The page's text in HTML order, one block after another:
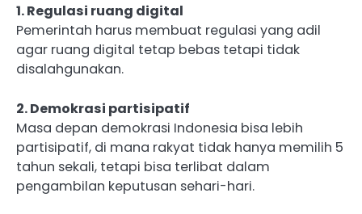
1. Regulasi ruang digital
Pemerintah harus membuat regulasi yang adil
agar ruang digital tetap bebas tetapi tidak
disalahgunakan.
2. Demokrasi partisipatif
Masa depan demokrasi Indonesia bisa lebih
partisipatif, di mana rakyat tidak hanya memilih 5
tahun sekali, tetapi bisa terlibat dalam
pengambilan keputusan sehari-hari.